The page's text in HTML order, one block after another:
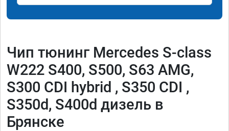
Чип тюнинг Mercedes S-class
W222 S400, S500, S63 AMG,
S300 CDI hybrid , S350 CDI ,
S350d, S400d дизель в
Брянске